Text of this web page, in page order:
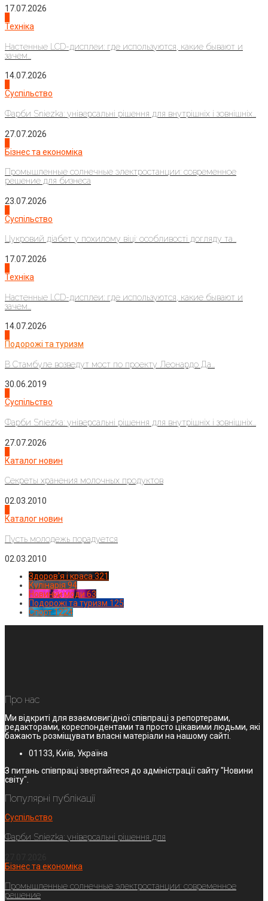
17.07.2026
Техніка
Настенные LCD-дисплеи: где используются, какие бывают и
зачем...
14.07.2026
Суспільство
Фарби Sniezka: універсальні рішення для внутрішніх і зовнішніх...
27.07.2026
Бізнес та економіка
Промышленные солнечные электростанции: современное
решение для бизнеса
23.07.2026
Суспільство
Цукровий діабет у похилому віці: особливості догляду та...
17.07.2026
Техніка
Настенные LCD-дисплеи: где используются, какие бывают и
зачем...
14.07.2026
Подорожі та туризм
В Стамбуле возведут мост по проекту Леонардо Да...
30.06.2019
Суспільство
Фарби Sniezka: універсальні рішення для внутрішніх і зовнішніх...
27.07.2026
Каталог новин
Секреты хранения молочных продуктов
02.03.2010
Каталог новин
Пусть молодежь порадуется
02.03.2010
Здоров'я і краса 321
Кулінарія 94
Новинки моди 63
Подорожі та туризм 125
Спорт1224
Про нас
Ми відкриті для взаємовигідної співпраці з репортерами,
редакторами, кореспондентами та просто цікавими людьми, які
бажають розміщувати власні матеріали на нашому сайті.
01133, Київ, Україна
З питань співпраці звертайтеся до адміністрації сайту "Новини
світу".
Популярні публікації
Суспільство
Фарби Sniezka: універсальні рішення для
Бізнес та економіка
Промышленные солнечные электростанции: современное
решение